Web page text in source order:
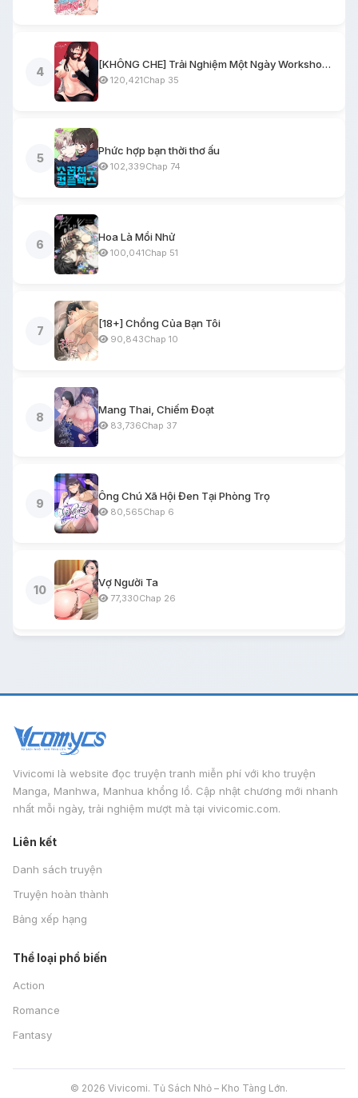
4
[KHÔNG CHE] Trải Nghiệm Một Ngày Workshop BDSM
120,421Chap 35
5
Phức hợp bạn thời thơ ấu
102,339Chap 74
6
Hoa Là Mồi Nhử
100,041Chap 51
7
[18+] Chồng Của Bạn Tôi
90,843Chap 10
8
Mang Thai, Chiếm Đoạt
83,736Chap 37
9
Ông Chú Xã Hội Đen Tại Phòng Trọ
80,565Chap 6
10
Vợ Người Ta
77,330Chap 26
Vivicomi là website đọc truyện tranh miễn phí với kho truyện
Manga, Manhwa, Manhua khổng lồ. Cập nhật chương mới nhanh
nhất mỗi ngày, trải nghiệm mượt mà tại vivicomic.com.
Liên kết
Danh sách truyện
Truyện hoàn thành
Bảng xếp hạng
Thể loại phổ biến
Action
Romance
Fantasy
© 2026 Vivicomi. Tủ Sách Nhỏ – Kho Tàng Lớn.